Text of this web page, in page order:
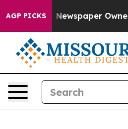
AGP PICKS
Newspaper Owner Calls